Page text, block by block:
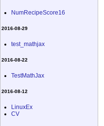
NumRecipeScore16
2016-08-29
test_mathjax
2016-08-22
TestMathJax
2016-08-12
LinuxEx
CV